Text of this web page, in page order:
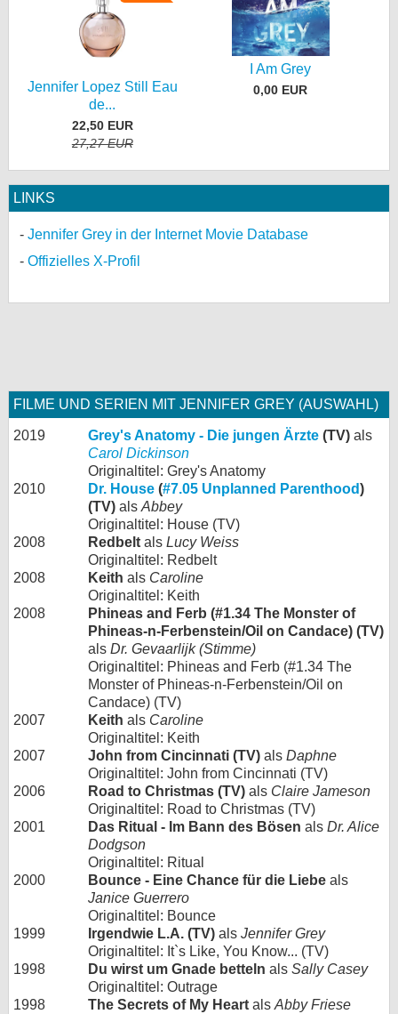
Jennifer Lopez Still Eau
de...
22,50 EUR
27,27 EUR
I Am Grey
0,00 EUR
LINKS
Jennifer Grey in der Internet Movie Database
Offizielles X-Profil
FILME UND SERIEN MIT JENNIFER GREY (AUSWAHL)
2019 Grey's Anatomy - Die jungen Ärzte (TV) als
Carol Dickinson
Originaltitel: Grey's Anatomy
2010
Dr. House (#7.05 Unplanned Parenthood)
(TV) als Abbey
Originaltitel: House (TV)
2008
Redbelt als Lucy Weiss
Originaltitel: Redbelt
2008
Keith als Caroline
Originaltitel: Keith
2008
Phineas and Ferb (#1.34 The Monster of
Phineas-n-Ferbenstein/Oil on Candace) (TV)
als Dr. Gevaarlijk (Stimme)
Originaltitel: Phineas and Ferb (#1.34 The
Monster of Phineas-n-Ferbenstein/Oil on
Candace) (TV)
2007
Keith als Caroline
Originaltitel: Keith
2007
John from Cincinnati (TV) als Daphne
Originaltitel: John from Cincinnati (TV)
2006
Road to Christmas (TV) als Claire Jameson
Originaltitel: Road to Christmas (TV)
2001
Das Ritual - Im Bann des Bösen als Dr. Alice
Dodgson
Originaltitel: Ritual
2000
Bounce - Eine Chance für die Liebe als
Janice Guerrero
Originaltitel: Bounce
1999
Irgendwie L.A. (TV) als Jennifer Grey
Originaltitel: It`s Like, You Know... (TV)
1998
Du wirst um Gnade betteln als Sally Casey
Originaltitel: Outrage
1998
The Secrets of My Heart als Abby Friese